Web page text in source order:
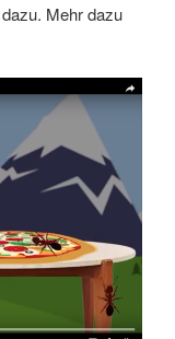
Mehr dazu